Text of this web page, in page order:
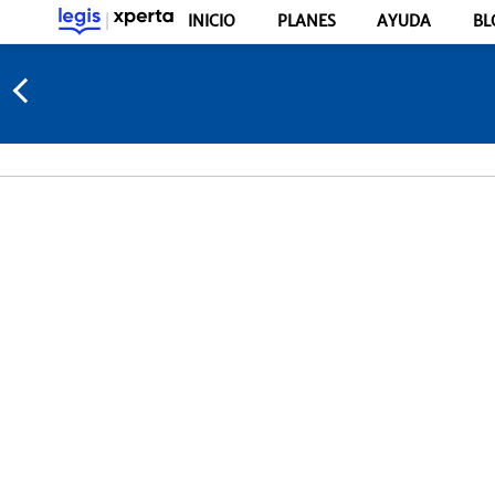
INICIO PLANES AYUDA